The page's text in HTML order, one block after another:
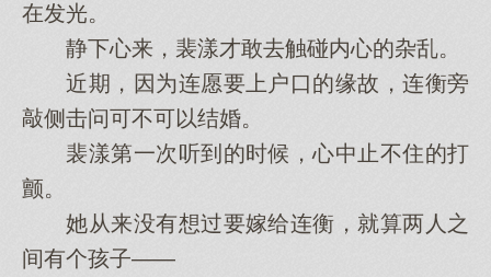
在发光。
静下心来，裴漾才敢去触碰内心的杂乱。
近期，因为连愿要上户口的缘故，连衡旁
敲侧击问可不可以结婚。
裴漾第一次听到的时候，心中止不住的打
颤。
她从来没有想过要嫁给连衡，就算两人之
间有个孩子——